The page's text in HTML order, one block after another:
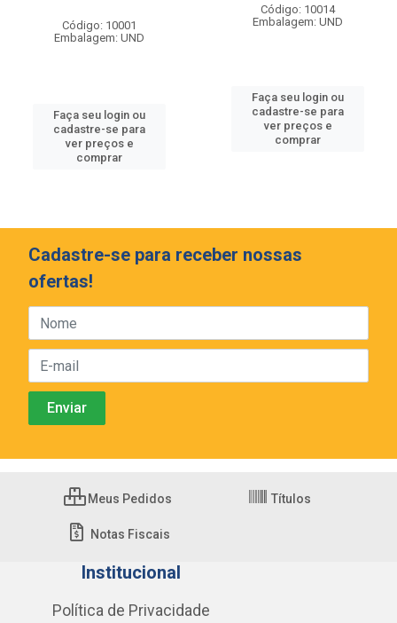
Código: 10001
Embalagem: UND
Faça seu login ou
cadastre-se para
ver preços e
comprar
Código: 10014
Embalagem: UND
Faça seu login ou
cadastre-se para
ver preços e
comprar
Cadastre-se para receber nossas
ofertas!
Meus Pedidos Títulos
Notas Fiscais
Institucional
Política de Privacidade